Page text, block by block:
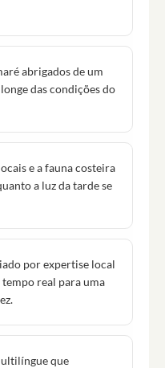
abrigados de um
das condições do
e a fauna costeira
a luz da tarde se
por expertise local
real para uma
que